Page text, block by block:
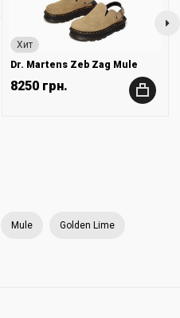
Хит
Dr. Martens Zeb Zag Mule
8250 грн. +
Mule Golden Lime